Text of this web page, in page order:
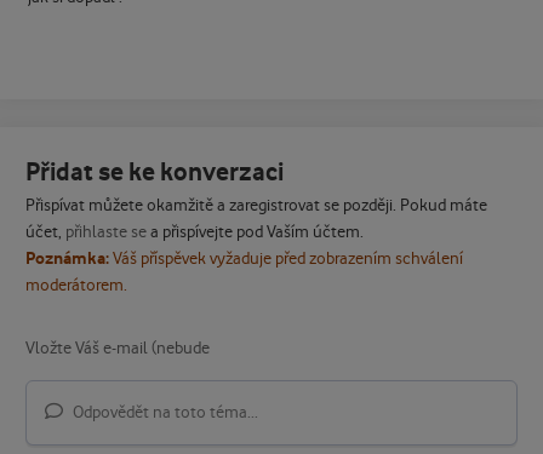
Přidat se ke konverzaci
Přispívat můžete okamžitě a zaregistrovat se později. Pokud máte
účet, přihlaste sea přispívejte pod Vaším účtem.
Poznámka:Váš příspěvek vyžaduje před zobrazením schválení
moderátorem.
Odpovědět na toto téma...